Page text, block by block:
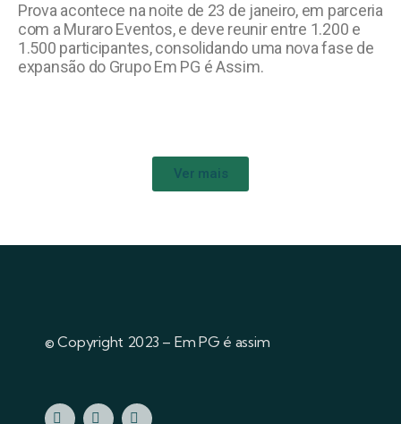
Prova acontece na noite de 23 de janeiro, em parceria
com a Muraro Eventos, e deve reunir entre 1.200 e
1.500 participantes, consolidando uma nova fase de
expansão do Grupo Em PG é Assim.
Ver mais
© Copyright 2023 – Em PG é assim